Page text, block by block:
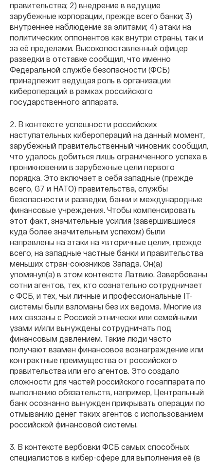
правительства; 2) внедрение в ведущие
зарубежные корпорации, прежде всего банки; 3)
внутреннее наблюдение за элитами; 4) атаки на
политических оппонентов как внутри страны, так и
за её пределами. Высокопоставленный офицер
разведки в отставке сообщил, что именно
Федеральной службе безопасности (ФСБ)
принадлежит ведущая роль в организации
киберопераций в рамках российского
государственного аппарата.
2. В контексте успешности российских
наступательных киберопераций на данный момент,
зарубежный правительственный чиновник сообщил,
что удалось добиться лишь ограниченного успеха в
проникновении в зарубежные цели первого
порядка. Это включает в себя западные (прежде
всего, G7 и НАТО) правительства, службы
безопасности и разведки, банки и международные
финансовые учреждения. Чтобы компенсировать
этот факт, значительные усилия (завершившиеся
куда более значительным успехом) были
направлены на атаки на «вторичные цели», прежде
всего, на западные частные банки и правительства
меньших стран-союзников Запада. Он(а)
упомянул(а) в этом контексте Латвию. Завербованы
сотни агентов, тех, кто сознательно сотрудничает
с ФСБ, и тех, чьи личные и профессиональные IT-
системы были взломаны без их ведома. Многие из
них связаны с Россией этнически или семейными
узами и/или вынуждены сотрудничать под
финансовым давлением. Такие люди часто
получают взамен финансовое вознаграждение или
контрактные преимущества от российского
правительства или его агентов. Это создало
сложности для частей российского госаппарата по
выполнению обязательств, например, Центральный
банк осознанно вынужден прикрывать операции по
отмыванию денег таких агентов с использованием
российской финансовой системы.
3. В контексте вербовки ФСБ самых способных
специалистов в кибер-сфере для выполнения её (в